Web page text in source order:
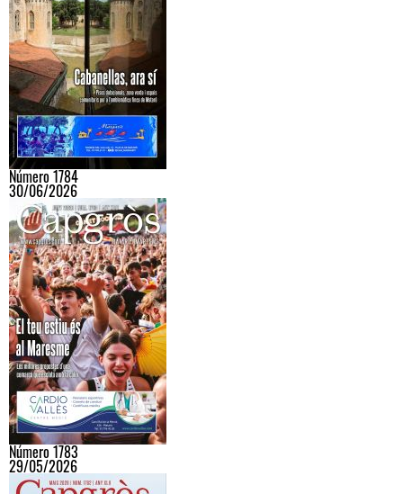
Número 1784
30/06/2026
Número 1783
29/05/2026